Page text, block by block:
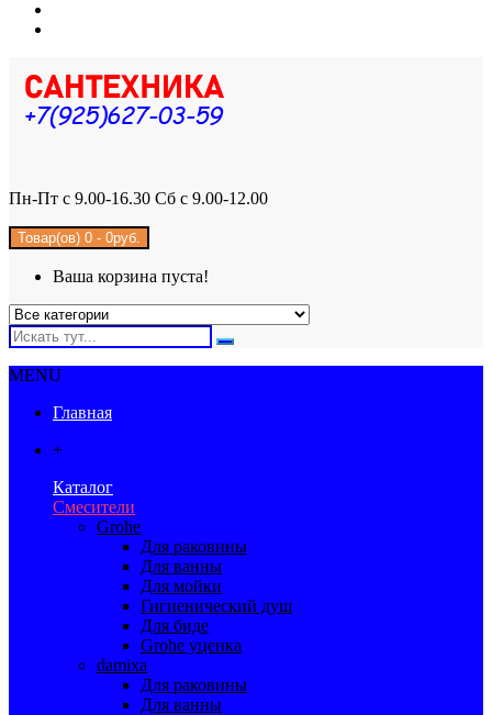
Пн-Пт с 9.00-16.30 Сб с 9.00-12.00
Товар(ов) 0 - 0руб.
Ваша корзина пуста!
MENU
Главная
+
Каталог
Смесители
Grohe
Для раковины
Для ванны
Для мойки
Гигиенический душ
Для биде
Grohe уценка
damixa
Для раковины
Для ванны